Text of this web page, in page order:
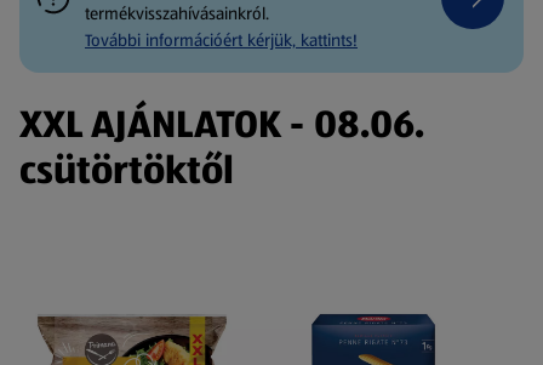
termékvisszahívásainkról.
További információért kérjük, kattints!
XXL AJÁNLATOK - 08.06.
csütörtöktől